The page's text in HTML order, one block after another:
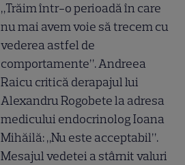
„Trăim într-o perioadă în care
nu mai avem voie să trecem cu
vederea astfel de
comportamente”. Andreea
Raicu critică derapajul lui
Alexandru Rogobete la adresa
medicului endocrinolog Ioana
Mihăilă: „Nu este acceptabil”.
Mesajul vedetei a stârnit valuri